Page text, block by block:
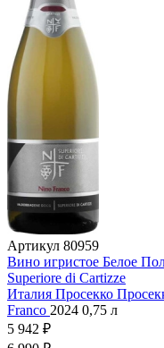
Артикул 80959
Вино игристое Белое
Superiore di Cartizze
Италия Просекко
Franco 2024 0,75 л
5 942 ₽